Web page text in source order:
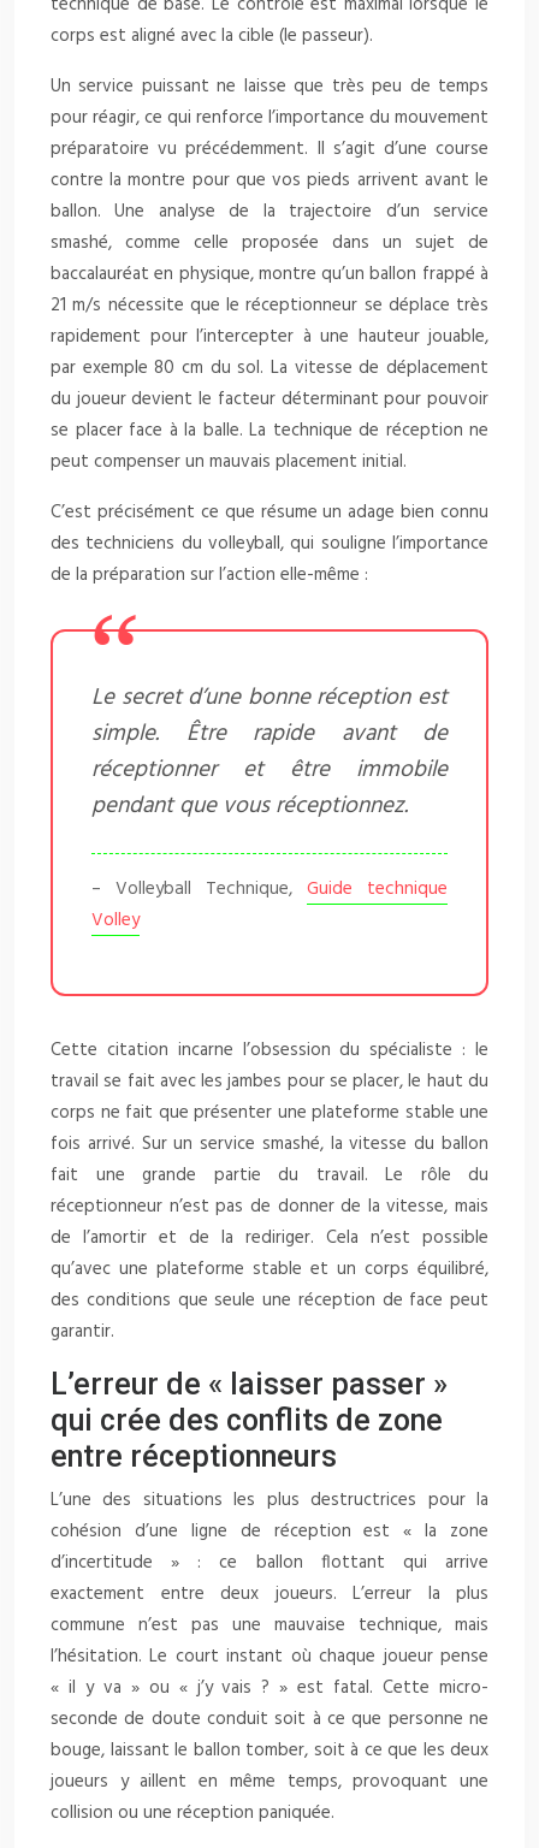
corps est aligné avec la cible (le passeur).
Un service puissant ne laisse que très peu de temps
pour réagir, ce qui renforce l’importance du mouvement
préparatoire vu précédemment. Il s’agit d’une course
contre la montre pour que vos pieds arrivent avant le
ballon. Une analyse de la trajectoire d’un service
smashé, comme celle proposée dans un sujet de
baccalauréat en physique, montre qu’un ballon frappé à
21 m/s nécessite que le réceptionneur se déplace très
rapidement pour l’intercepter à une hauteur jouable,
par exemple 80 cm du sol. La vitesse de déplacement
du joueur devient le facteur déterminant pour pouvoir
se placer face à la balle. La technique de réception ne
peut compenser un mauvais placement initial.
C’est précisément ce que résume un adage bien connu
des techniciens du volleyball, qui souligne l’importance
de la préparation sur l’action elle-même :
Le secret d’une bonne réception est
simple. Être rapide avant de
réceptionner et être immobile
pendant que vous réceptionnez.
– Volleyball Technique, Guide technique
Volley
Cette citation incarne l’obsession du spécialiste : le
travail se fait avec les jambes pour se placer, le haut du
corps ne fait que présenter une plateforme stable une
fois arrivé. Sur un service smashé, la vitesse du ballon
fait une grande partie du travail. Le rôle du
réceptionneur n’est pas de donner de la vitesse, mais
de l’amortir et de la rediriger. Cela n’est possible
qu’avec une plateforme stable et un corps équilibré,
des conditions que seule une réception de face peut
garantir.
L’erreur de « laisser passer »
qui crée des conflits de zone
entre réceptionneurs
L’une des situations les plus destructrices pour la
cohésion d’une ligne de réception est « la zone
d’incertitude » : ce ballon flottant qui arrive
exactement entre deux joueurs. L’erreur la plus
commune n’est pas une mauvaise technique, mais
l’hésitation. Le court instant où chaque joueur pense
« il y va » ou « j’y vais ? » est fatal. Cette micro-
seconde de doute conduit soit à ce que personne ne
bouge, laissant le ballon tomber, soit à ce que les deux
joueurs y aillent en même temps, provoquant une
collision ou une réception paniquée.